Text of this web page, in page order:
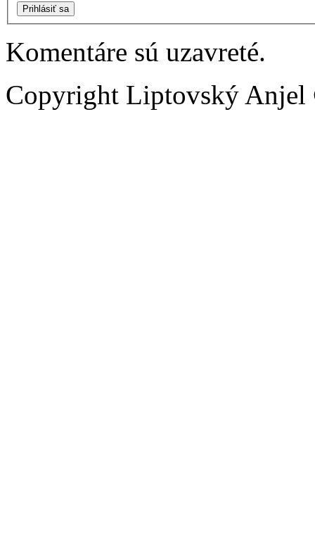
Prihlásiť sa
Komentáre sú uzavreté.
Copyright Liptovský Anjel